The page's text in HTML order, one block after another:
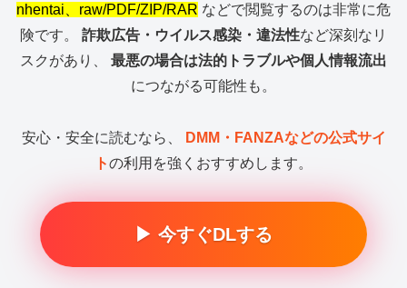
nhentai、raw/PDF/ZIP/RAR などで閲覧するのは非常に危
険です。 詐欺広告・ウイルス感染・違法性など深刻なリ
スクがあり、 最悪の場合は法的トラブルや個人情報流出
につながる可能性も。
安心・安全に読むなら、
DMM・FANZAなどの公式サイ
トの利用を強くおすすめします。
▶ 今すぐDLする